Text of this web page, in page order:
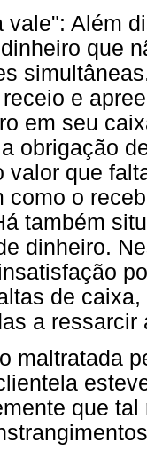
vale": Além
que
e
em seu
obrigação
valor que
como o
também
dinheiro.
de
a ressarcir
maltratada
que